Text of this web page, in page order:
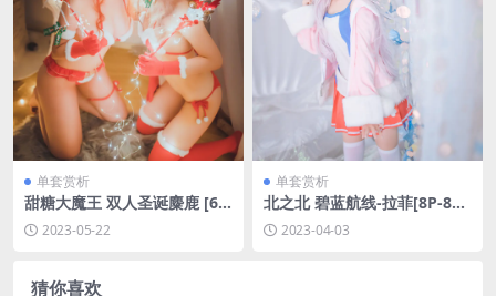
单套赏析
甜糖大魔王 双人圣诞麋鹿 [60
P-118MB]
2023-05-22
单套赏析
北之北 碧蓝航线-拉菲[8P-80
MB]2023-04-03
猜你喜欢